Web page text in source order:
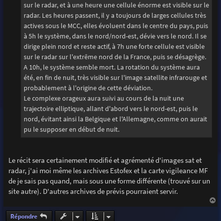
sur le radar, et à une heure une cellule énorme est visible sur le
radar. Les heures passent, il y a toujours de larges cellules très
actives sous le MCC, elles évoluent dans le centre du pays, puis
à 5h le système, dans le nord/nord-est, dévie vers le nord. Il se
dirige plein nord et reste actif, à 7h une forte cellule est visible
sur le radar sur l'extrême nord de la France, puis se désagrège.
A 10h, le système semble mort. La rotation du système aura
été, en fin de nuit, très visible sur l'image satellite infrarouge et
probablement à l'origine de cette déviation.
Le complexe orageux aura suivi au cours de la nuit une
trajectoire elliptique, allant d'abord vers le nord-est, puis le
nord, évitant ainsi la Belgique et l'Allemagne, comme on aurait
pu le supposer en début de nuit.
Le récit sera certainement modifié et agrémenté d'images sat et
radar, j'ai moi même les archives Estofex et la carte vigileance MF
de je sais pas quand, mais sous une forme différente (trouvé sur un
site autre). D'autres archives de prévis pourraient servir.
a
Répondre